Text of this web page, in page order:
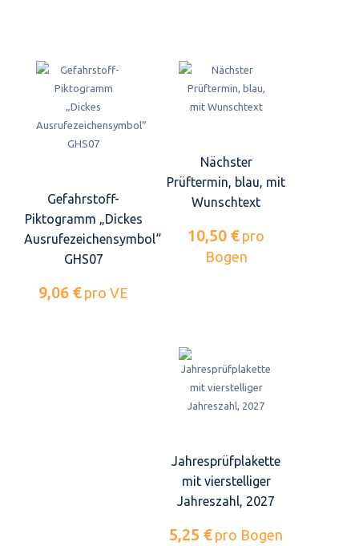
Gefahrstoff-
Piktogramm „Dickes
Ausrufezeichensymbol“
GHS07
9,06 € pro VE
Nächster
Prüftermin, blau, mit
Wunschtext
10,50 € pro
Bogen
Jahresprüfplakette
mit vierstelliger
Jahreszahl, 2027
5,25 € pro Bogen